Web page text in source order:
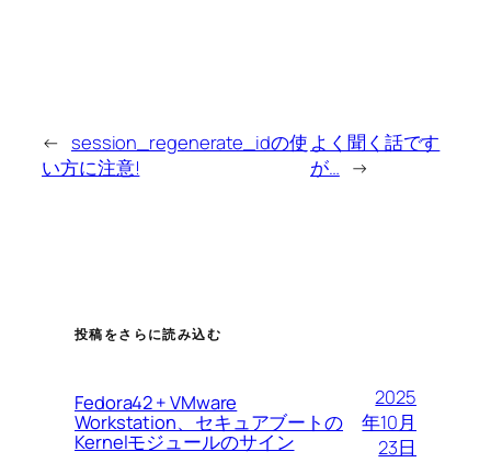
← session_regenerate_idの使
い方に注意!
よく聞く話です
が… →
投稿をさらに読み込む
Fedora42 + VMware
Workstation、セキュアブートの
Kernelモジュールのサイン
2025
年10月
23日